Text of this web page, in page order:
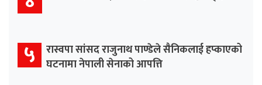
५ रास्वपा सांसद राजुनाथ पाण्डेले सैनिकलाई हप्काएको
घटनामा नेपाली सेनाको आपत्ति